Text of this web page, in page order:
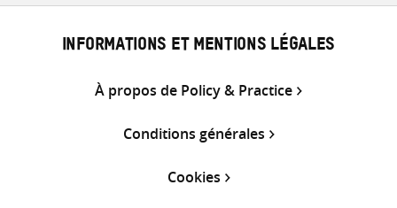
INFORMATIONS ET MENTIONS LÉGALES
À propos de Policy & Practice
Conditions générales
Cookies